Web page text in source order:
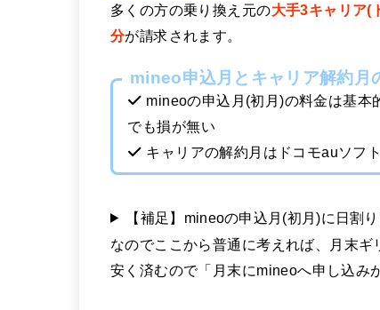
多くの方の乗り換え元の大手3キャリア(
分が請求されます。
mineo申込月とキャリア解約月
mineoの申込月(初月)の料金は基本
でも損が無い
キャリアの解約月はドコモauソフ
【補足】mineoの申込月(初月)に日割
なのでここから普通に考えれば、月末
安く済むので「月末にmineoへ申し込み